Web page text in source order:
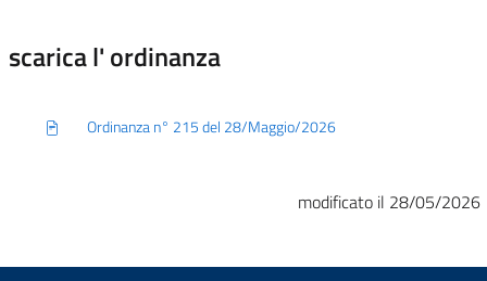
scarica l' ordinanza
Ordinanza n° 215 del 28/Maggio/2026
modificato il 28/05/2026